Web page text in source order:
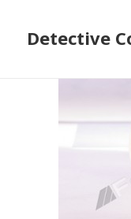
Detective